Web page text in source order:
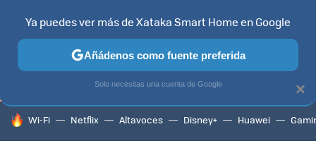
TELEVISORES CONTENIDOS SMART TV SELECCIÓN
HOY SE HABLA DE
Wi-Fi Netflix Altavoces Disney+ Huawei
×
Ya puedes ver más de Xataka Smart Home en Google
Añádenos como fuente preferida
Solo necesitas una cuenta de Google